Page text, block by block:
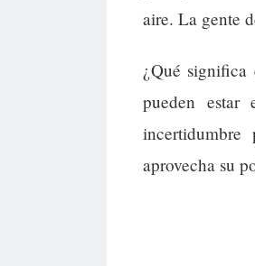
aire. La gente
¿Qué significa
pueden
aprovecha su